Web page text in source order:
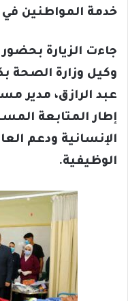
خدمة المواطنين
جاءت الزيارة
وكيل وزارة الصحة
عبد الرازق، مدير
إطار المتابعة
الإنسانية ودعم
الوظيفية.